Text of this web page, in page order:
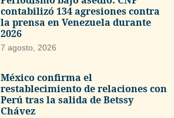
contabilizó 134 agresiones contra
la prensa en Venezuela durante
2026
7 agosto, 2026
México confirma el
restablecimiento de relaciones con
Perú tras la salida de Betssy
Chávez